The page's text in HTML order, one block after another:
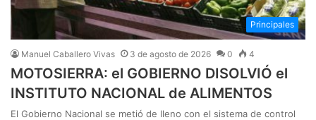
Principales
Manuel Caballero Vivas 3 de agosto de 2026 0 4
MOTOSIERRA: el GOBIERNO DISOLVIÓ el
INSTITUTO NACIONAL de ALIMENTOS
El Gobierno Nacional se metió de lleno con el sistema de control